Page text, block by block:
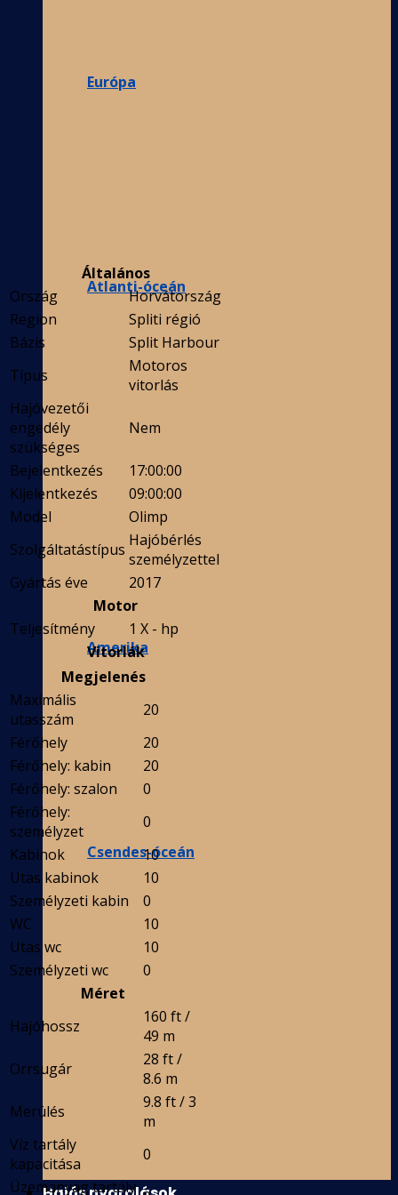
Európa
Atlanti-óceán
Amerika
Csendes-óceán
Általános
Ország
Horvátország
Region
Spliti régió
Bázis
Split Harbour
Típus
Motoros
vitorlás
Hajóvezetői
engedély
szükséges
Nem
Bejelentkezés
17:00:00
Kijelentkezés
09:00:00
Model
Olimp
Szolgáltatástípus Hajóbérlés
személyzettel
Gyártás éve
2017
Motor
Teljesítmény
1 X - hp
Vitorlák
Megjelenés
Maximális
utasszám
20
Férőhely
20
Férőhely: kabin
20
Férőhely: szalon
0
Férőhely:
személyzet
0
Kabinok
10
Utas kabinok
10
Személyzeti kabin
0
WC
10
Utas wc
10
Személyzeti wc
0
Méret
Hajóhossz
160 ft /
49 m
Orrsugár
28 ft /
8.6 m
Merülés
9.8 ft / 3
m
Víz tartály
kapacitása
0
Üzemanyag tartály